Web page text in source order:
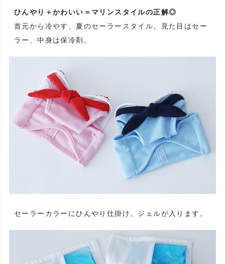
ひんやり＋かわいい＝マリンスタイルの正解◎
首元から冷やす、夏のセーラースタイル。見た目はセー
ラー、中身は保冷剤。
セーラーカラーにひんやり仕掛け。ジェルが入ります。